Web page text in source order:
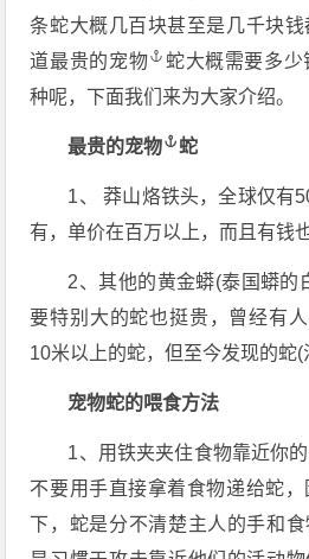
条蛇大概几百块甚至是几千块
道最贵的宠物
蛇大概需要多
种呢，下面我们来为大家介绍。
最贵的宠物 蛇
1、 莽山烙铁头，全球仅有
有，单价在百万以上，而且有钱
2、其他的黄金蟒(泰国蟒的
要特别大的蛇也挺贵，曾经有
10米以上的蛇，但至今发现的蛇
宠物蛇的喂食方法
1、用铁夹夹住食物靠近你
不要用手直接拿着食物递给蛇
下，蛇是分不清楚主人的手和食